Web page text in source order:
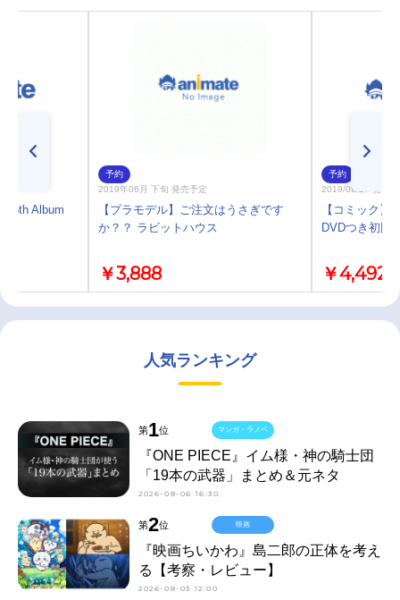
6th Album
予約
2019年06月 下旬 発売予定
【プラモデル】ご注文はうさぎです
か？？ ラビットハウス
￥3,888
予約
2019/09/27 発売
【コミック】
DVDつき初回
￥4,492
人気ランキング
第1位
『ONE PIECE』イム様・神の騎士団
「19本の武器」まとめ＆元ネタ
2026-08-06 16:30
マンガ・ラノベ
第2位
『映画ちいかわ』島二郎の正体を考え
る【考察・レビュー】
2026-08-03 12:00
映画